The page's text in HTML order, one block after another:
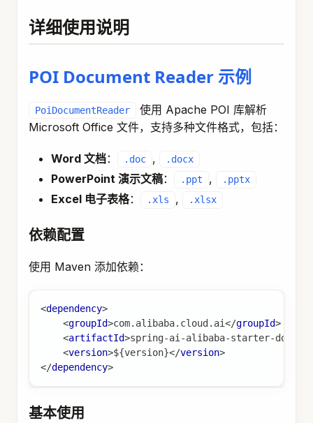
详细使用说明
POI Document Reader 示例
PoiDocumentReader
使用 Apache POI 库解析
Microsoft Office 文件，支持多种文件格式，包括：
Word 文档： .doc , .docx
PowerPoint 演示文稿： .ppt , .pptx
Excel 电子表格： .xls , .xlsx
依赖配置
使用 Maven 添加依赖：
<dependency>
<groupId>com.alibaba.cloud.ai</groupId>
<artifactId>spring-ai-alibaba-starter-
<version>${version}</version>
</dependency>
基本使用